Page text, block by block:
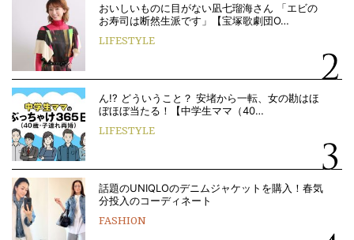
おいしいものに目がない凪七瑠海さん 「エビの
お寿司は断然生派です」【宝塚歌劇団O…
LIFESTYLE
ん!? どういうこと？ 安堵から一転、女の勘はほ
ぼほぼ当たる！【中学生ママ（40…
LIFESTYLE
話題のUNIQLOのデニムジャケットを購入！春気
分投入のコーディネート
FASHION